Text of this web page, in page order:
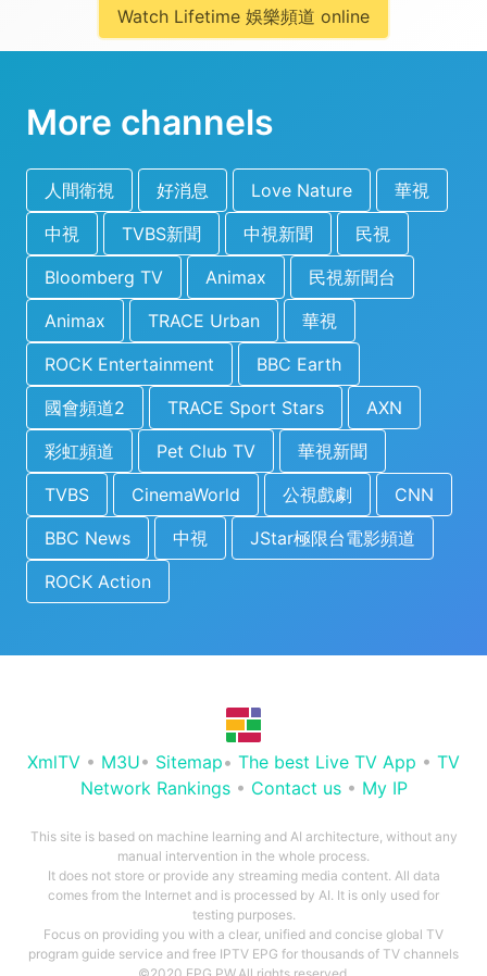
Watch Lifetime 娛樂頻道 online
More channels
人間衛視 好消息 Love Nature
華視
中視
TVBS新聞 中視新聞
民視
Bloomberg TV
Animax
民視新聞台
Animax
TRACE Urban
華視
ROCK Entertainment
BBC Earth
國會頻道2
TRACE Sport Stars
AXN
彩虹頻道
Pet Club TV
華視新聞
TVBS
CinemaWorld 公視戲劇
CNN
BBC News
中視
JStar極限台電影頻道
ROCK Action
XmlTV • M3U• Sitemap• The best Live TV App • TV
Network Rankings• Contact us• My IP
This site is based on machine learning and AI architecture, without any
manual intervention in the whole process.
It does not store or provide any streaming media content. All data
comes from the Internet and is processed by AI. It is only used for
testing purposes.
Focus on providing you with a clear, unified and concise global TV
program guide service and free IPTV EPG for thousands of TV channels